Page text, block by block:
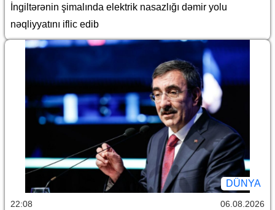
İngiltərənin şimalında elektrik nasazlığı dəmir yolu
nəqliyyatını iflic edib
DÜNYA
22:08 06.08.2026